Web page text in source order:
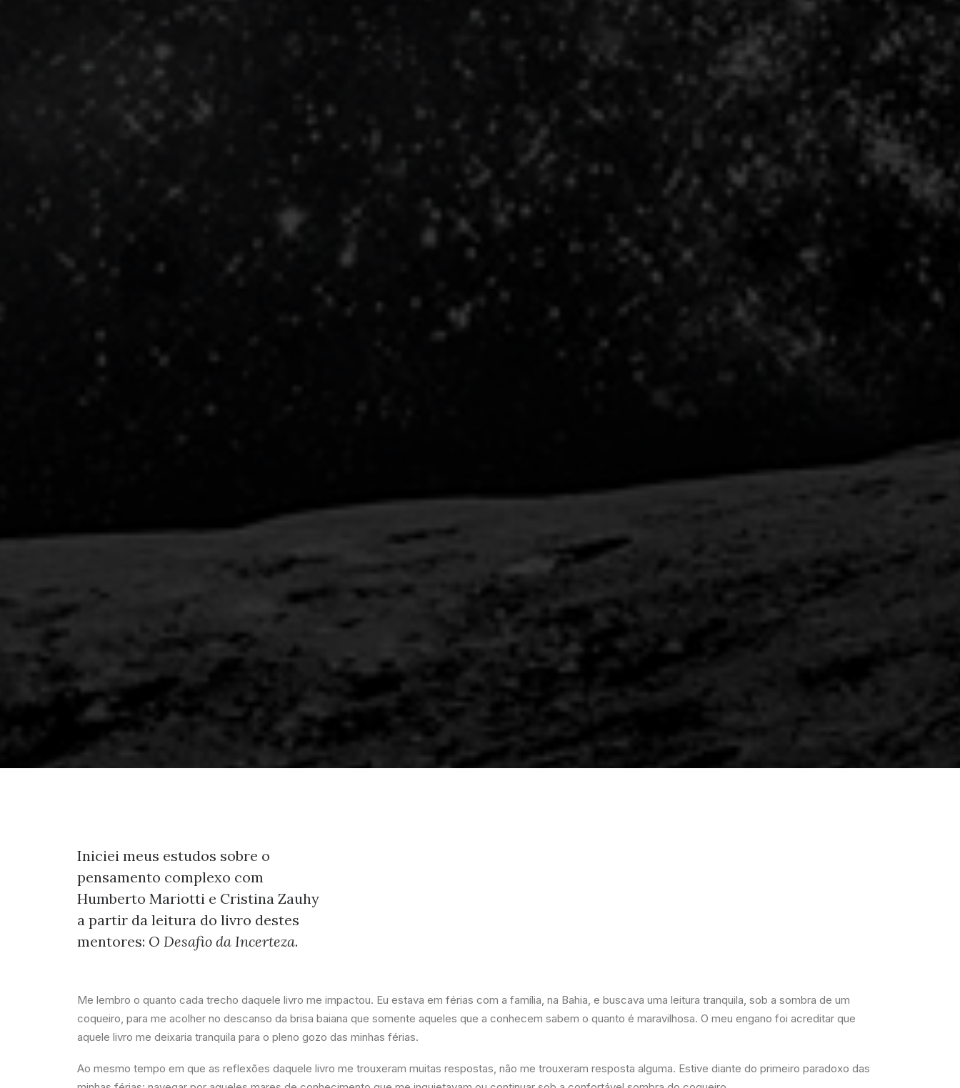
Iniciei meus estudos sobre o
pensamento complexo com
Humberto Mariotti e Cristina Zauhy
a partir da leitura do livro destes
mentores: O Desafio da Incerteza.
Me lembro o quanto cada trecho daquele livro me impactou. Eu estava em férias com a família, na Bahia, e buscava uma leitura tranquila, sob a sombra de um
coqueiro, para me acolher no descanso da brisa baiana que somente aqueles que a conhecem sabem o quanto é maravilhosa. O meu engano foi acreditar que
aquele livro me deixaria tranquila para o pleno gozo das minhas férias.
Ao mesmo tempo em que as reflexões daquele livro me trouxeram muitas respostas, não me trouxeram resposta alguma. Estive diante do primeiro paradoxo das